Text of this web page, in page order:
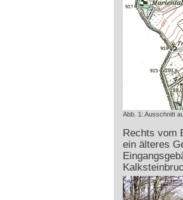
Abb. 1: Ausschnitt
Rechts vom
ein älteres